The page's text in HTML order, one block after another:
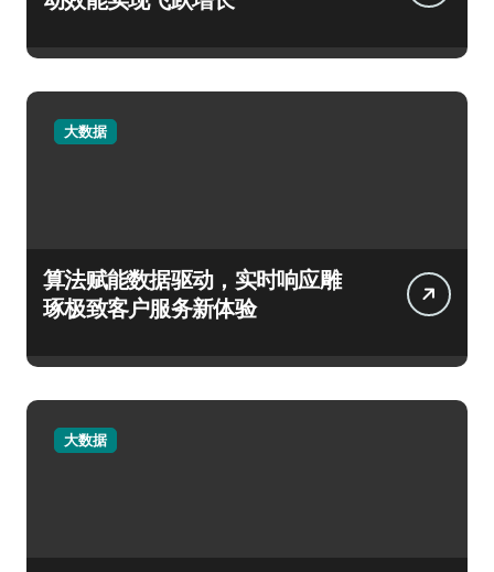
大数据
算法赋能数据驱动，实时响应雕
琢极致客户服务新体验
大数据